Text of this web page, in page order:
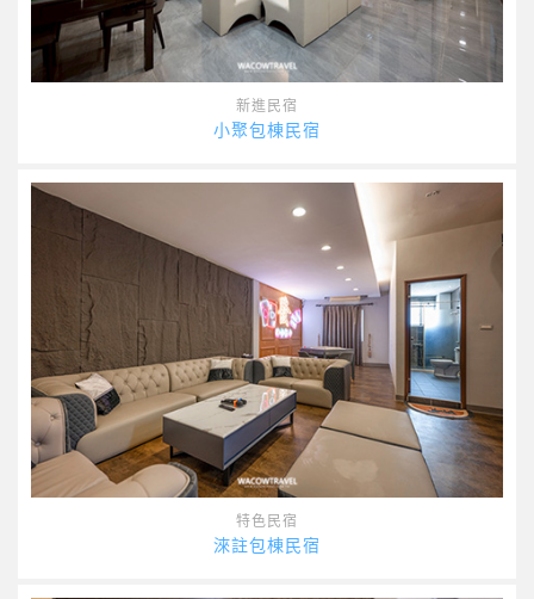
新進民宿
小聚包棟民宿
特色民宿
淶註包棟民宿